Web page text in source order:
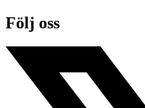
Följ oss